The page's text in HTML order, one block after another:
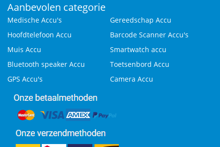
Aanbevolen categorie
Medische Accu's
Gereedschap Accu
Hoofdtelefoon Accu
Barcode Scanner Accu's
Muis Accu
Smartwatch accu
Bluetooth speaker Accu
Toetsenbord Accu
GPS Accu's
Camera Accu